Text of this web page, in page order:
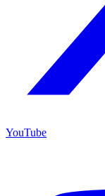
YouTube